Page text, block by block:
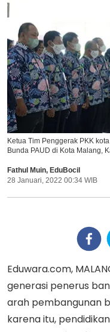
Sains
EduDana
Ketua Tim Penggerak PKK
Bunda PAUD di Kota Malang,
Fathul Muin, EduBocil
28 Januari, 2022 00:34 WIB
Eduwara.com,
generasi penerus
arah pembangunan
karena itu,